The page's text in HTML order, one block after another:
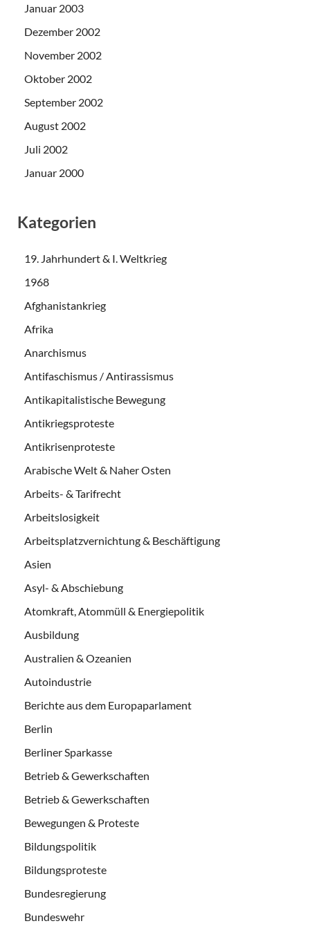
Januar 2003
Dezember 2002
November 2002
Oktober 2002
September 2002
August 2002
Juli 2002
Januar 2000
Kategorien
19. Jahrhundert & I. Weltkrieg
1968
Afghanistankrieg
Afrika
Anarchismus
Antifaschismus / Antirassismus
Antikapitalistische Bewegung
Antikriegsproteste
Antikrisenproteste
Arabische Welt & Naher Osten
Arbeits- & Tarifrecht
Arbeitslosigkeit
Arbeitsplatzvernichtung & Beschäftigung
Asien
Asyl- & Abschiebung
Atomkraft, Atommüll & Energiepolitik
Ausbildung
Australien & Ozeanien
Autoindustrie
Berichte aus dem Europaparlament
Berlin
Berliner Sparkasse
Betrieb & Gewerkschaften
Betrieb & Gewerkschaften
Bewegungen & Proteste
Bildungspolitik
Bildungsproteste
Bundesregierung
Bundeswehr